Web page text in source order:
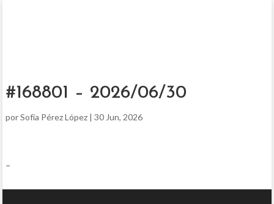
#168801 – 2026/06/30
porSofía Pérez López| 30 Jun, 2026
–